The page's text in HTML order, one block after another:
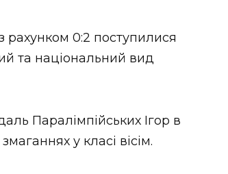
рахунком 0:2 поступилися
та національний вид
Паралімпійських Ігор в
у класі вісім.